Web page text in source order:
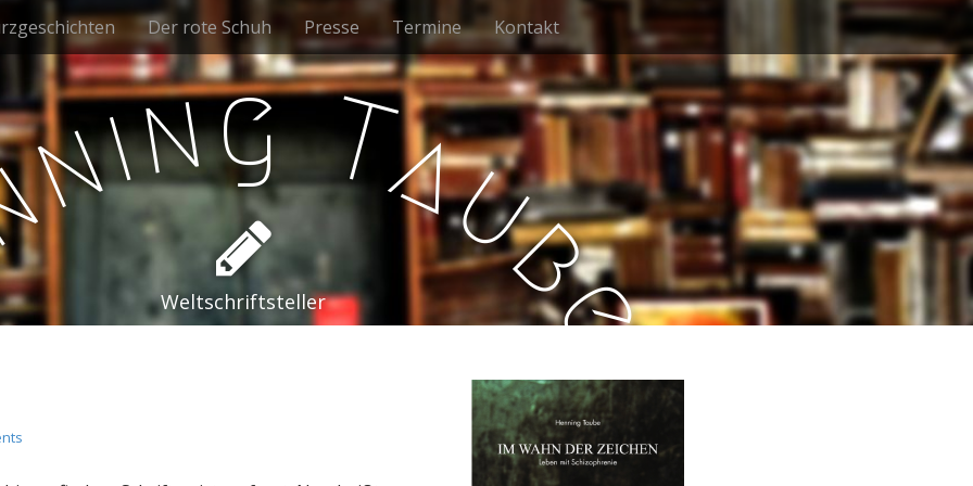
Der rote Schuh Presse Termine Kontakt
n
ing Ta
u
b
e
Weltschriftsteller